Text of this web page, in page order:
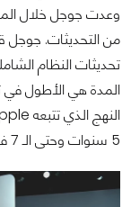
المدة هي الأطول في
5 سنوات وحتى الـ 7 في بعض الأحيان.